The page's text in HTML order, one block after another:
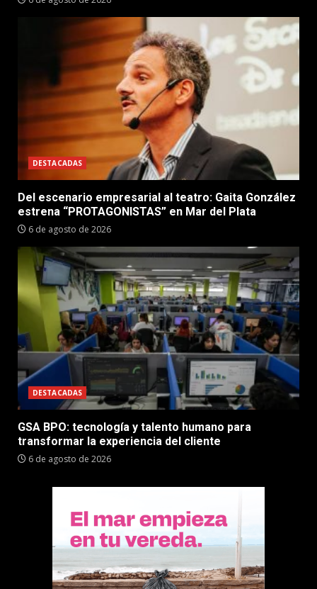
DESTACADAS
Del escenario empresarial al teatro: Gaita González
estrena “PROTAGONISTAS” en Mar del Plata
6 de agosto de 2026
DESTACADAS
GSA BPO: tecnología y talento humano para
transformar la experiencia del cliente
6 de agosto de 2026